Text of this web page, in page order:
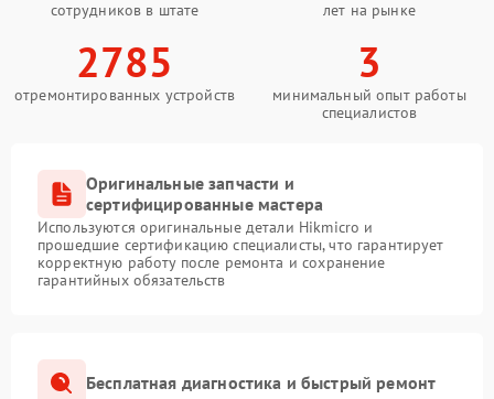
сотрудников в штате лет на рынке
2785
отремонтированных устройств
3
минимальный опыт работы
специалистов
Оригинальные запчасти и
сертифицированные мастера
Используются оригинальные детали Hikmicro и
прошедшие сертификацию специалисты, что гарантирует
корректную работу после ремонта и сохранение
гарантийных обязательств
Бесплатная диагностика и быстрый ремонт